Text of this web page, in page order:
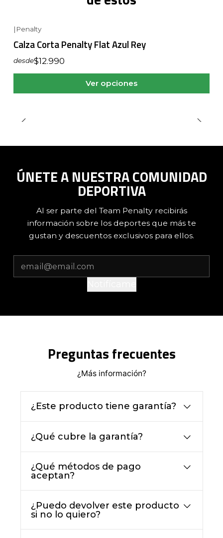
| Penalty
Calza Corta Penalty Flat Azul Rey
desde$12.990
Ver opciones
ÚNETE A NUESTRA COMUNIDAD
DEPORTIVA
Al ser parte del Team Penalty recibirás
información sobre los deportes que más te
gustan y descuentos exclusivos para ellos.
Preguntas frecuentes
¿Más información?
¿Este producto tiene garantía?
¿Qué cubre la garantía?
¿Qué métodos de pago
aceptan?
¿Puedo devolver este producto
si no lo quiero?